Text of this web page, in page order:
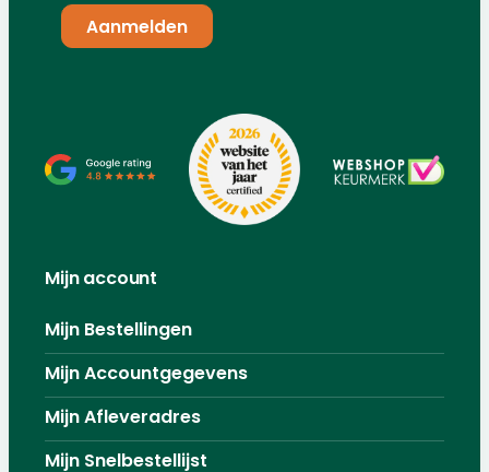
Mijn account
Mijn Bestellingen
Mijn Accountgegevens
Mijn Afleveradres
Mijn Snelbestellijst